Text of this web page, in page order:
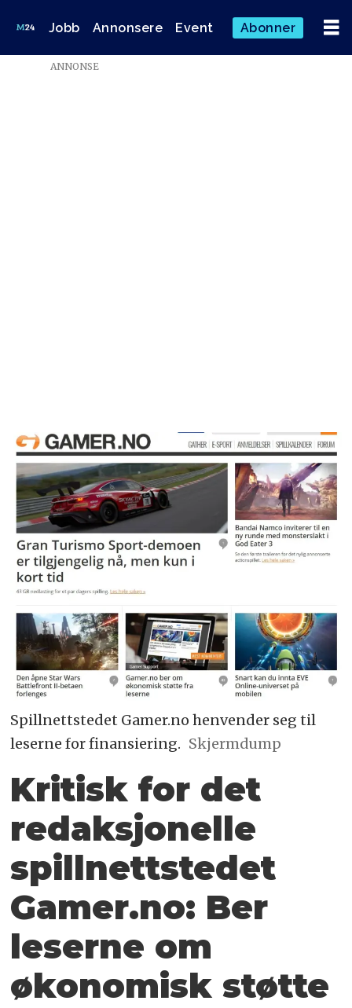
Jobb Annonsere Event Abonner
ANNONSE
Spillnettstedet Gamer.no henvender seg til
leserne for finansiering. Skjermdump
Kritisk for det
redaksjonelle
spillnettstedet
Gamer.no: Ber
leserne om
økonomisk støtte